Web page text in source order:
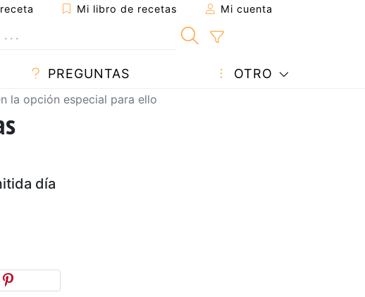
Mi libro de recetas Mi cuenta
PREGUNTAS OTRO
la opción especial para ello
día